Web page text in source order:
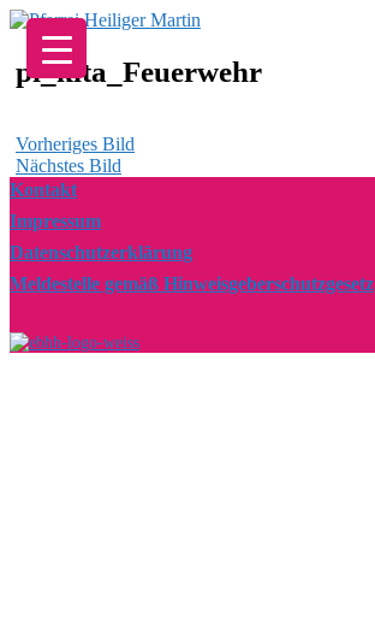
Zum
Inhalt
springen
pi_kita_Feuerwehr
Vorheriges Bild
Nächstes Bild
Kontakt
Impressum
Datenschutzerklärung
Meldestelle gemäß Hinweisgeberschutzgesetz